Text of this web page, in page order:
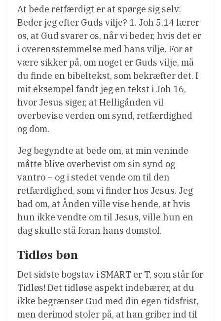
At bede retfærdigt er at spørge sig selv:
Beder jeg efter Guds vilje? 1. Joh 5,14 lærer
os, at Gud svarer os, når vi beder, hvis det er
i overensstemmelse med hans vilje. For at
være sikker på, om noget er Guds vilje, må
du finde en bibeltekst, som bekræfter det. I
mit eksempel fandt jeg en tekst i Joh 16,
hvor Jesus siger, at Helligånden vil
overbevise verden om synd, retfærdighed
og dom.
Jeg begyndte at bede om, at min veninde
måtte blive overbevist om sin synd og
vantro – og i stedet vende om til den
retfærdighed, som vi finder hos Jesus. Jeg
bad om, at Ånden ville vise hende, at hvis
hun ikke vendte om til Jesus, ville hun en
dag skulle stå foran hans domstol.
Tidløs bøn
Det sidste bogstav i SMART er T, som står for
Tidløs! Det tidløse aspekt indebærer, at du
ikke begrænser Gud med din egen tidsfrist,
men derimod stoler på, at han griber ind til